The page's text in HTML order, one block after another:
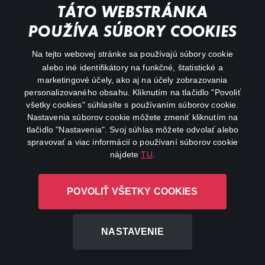
TÁTO WEBSTRÁNKA
POUŽÍVA SÚBORY COOKIES
Na tejto webovej stránke sa používajú súbory cookie
alebo iné identifikátory na funkčné, štatistické a
marketingové účely, ako aj na účely zobrazovania
personalizovaného obsahu. Kliknutím na tlačidlo "Povoliť
všetky cookies" súhlasíte s používaním súborov cookie.
Nastavenia súborov cookie môžete zmeniť kliknutím na
tlačidlo "Nastavenia". Svoj súhlas môžete odvolať alebo
spravovať a viac informácií o používaní súborov cookie
nájdeteTU
POVOLIŤ VŠETKY COOKIES
NASTAVENIE
O aplikácii Canal+
Canal+ Luxembourg S. à r.l. so sídlom Rue Albert Borschette 4,